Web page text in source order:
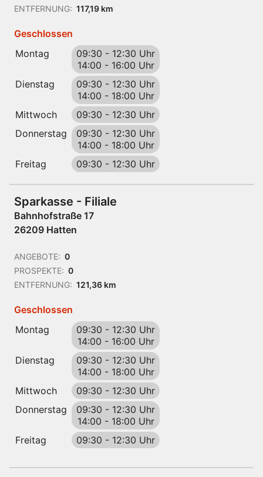
ENTFERNUNG: 117,19 km
Geschlossen
Montag
09:30 - 12:30 Uhr
14:00 - 16:00 Uhr
Dienstag
09:30 - 12:30 Uhr
14:00 - 18:00 Uhr
Mittwoch
09:30 - 12:30 Uhr
Donnerstag
09:30 - 12:30 Uhr
14:00 - 18:00 Uhr
Freitag
09:30 - 12:30 Uhr
Sparkasse - Filiale
Bahnhofstraße 17
26209 Hatten
ANGEBOTE: 0
PROSPEKTE: 0
ENTFERNUNG: 121,36 km
Geschlossen
Montag
09:30 - 12:30 Uhr
14:00 - 16:00 Uhr
Dienstag
09:30 - 12:30 Uhr
14:00 - 18:00 Uhr
Mittwoch
09:30 - 12:30 Uhr
Donnerstag
09:30 - 12:30 Uhr
14:00 - 18:00 Uhr
Freitag
09:30 - 12:30 Uhr